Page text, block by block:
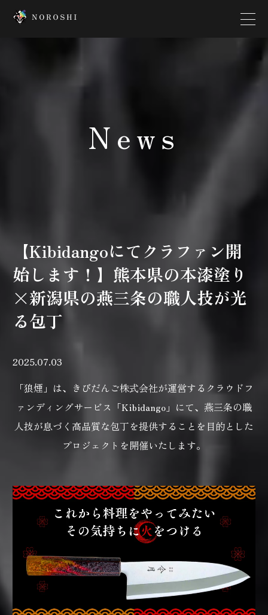
Top
Interview
Platform
News
【Kibidangoにてクラファン開
始します！】熊本県の本漆塗り
×新潟県の燕三条の職人技が光
る包丁
2025.07.03
「狼煙」は、きびだんご株式会社が運営するクラウドフ
ァンディングサービス「Kibidango」にて、燕三条の職
人技が息づく高品質な包丁を提供することを目的とした
プロジェクトを開催いたします。